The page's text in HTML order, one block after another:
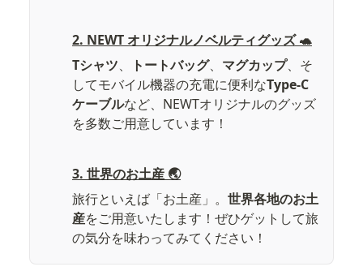
2. NEWT オリジナルノベルティグッズ 🐢
Tシャツ、 トートバッグ、 マグカップ、そ
してモバイル機器の充電に便利なType-C
ケーブルなど、NEWTオリジナルのグッズ
を多数ご用意しています！
3. 世界のお土産 🌏
旅行といえば「お土産」。 世界各地のお土
産をご用意いたします！ぜひゲットして旅
の気分を味わってみてください！